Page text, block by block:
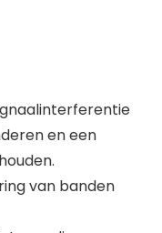
en een
van banden